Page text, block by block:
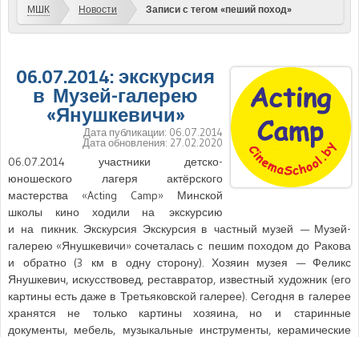
МШК Новости Записи с тегом «пеший поход»
06.07.2014: экскурсия
в Музей-галерею
«Янушкевичи»
Дата публикации: 06.07.2014
Дата обновления: 27.02.2020
06.07.2014 участники детско-
юношеского лагеря актёрского
мастерства «Acting Camp» Минской
школы кино ходили на экскурсию
и на пикник. Экскурсия Экскурсия в частный музей — Музей-
галерею «Янушкевичи» сочеталась с пешим походом до Ракова
и обратно (3 км в одну сторону). Хозяин музея — Феликс
Янушкевич, искусствовед, реставратор, известный художник (его
картины есть даже в Третьяковской галерее). Сегодня в галерее
хранятся не только картины хозяина, но и старинные
документы, мебель, музыкальные инструменты, керамические